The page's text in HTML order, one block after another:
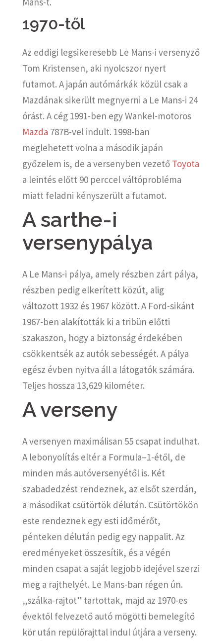
1970-től
Az eddigi legsikeresebb Le Mans-i versenyző
Tom Kristensen, aki nyolcszor nyert
futamot. A japán autómárkák közül csak a
Mazdának sikerült megnyerni a Le Mans-i 24
órást. A cég 1991-ben egy Wankel-motoros
Mazda 787B-vel indult. 1998-ban
meglehetett volna a második japán
győzelem is, de a versenyben vezető Toyota
a leintés előtt 90 perccel váltóprobléma
miatt feladni kényszerült a futamot.
A sarthe-i
versenypálya
A Le Mans-i pálya, amely részben zárt pálya,
részben pedig elkerített közút, alig
változott 1932 és 1967 között. A Ford-sikánt
1967-ben alakították ki a tribün előtti
szakaszon, hogy a biztonság érdekében
csökkentsék az autók sebességét. A pálya
egész évben nyitva áll a látogatók számára.
Teljes hossza 13,629 kilométer.
A verseny
A versenyen maximálisan 55 csapat indulhat.
A lebonyolítás eltér a Formula–1-étől, de
minden más autóversenyétől is. Két
szabadedzést rendeznek, az elsőt szerdán,
a másodikat csütörtök délután. Csütörtökön
este rendeznek egy esti időmérőt,
pénteken délután pedig egy nappalit. Az
eredményeket összesítik, és a végén
minden csapat a saját legjobb idejével szerzi
meg a rajthelyét. Le Mans-ban régen ún.
„szálka-rajtot” tartottak, majd az 1970-es
évektől felvezető autó mögötti bemelegítő
kör után repülőrajttal indul útjára a verseny.